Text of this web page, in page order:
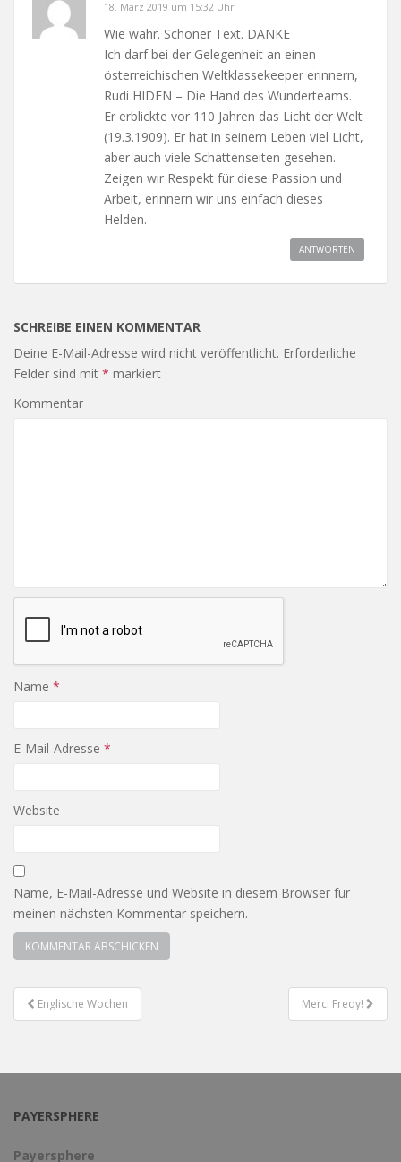
18. März 2019 um 15:32 Uhr
Wie wahr. Schöner Text. DANKE
Ich darf bei der Gelegenheit an einen
österreichischen Weltklassekeeper erinnern,
Rudi HIDEN – Die Hand des Wunderteams.
Er erblickte vor 110 Jahren das Licht der Welt
(19.3.1909). Er hat in seinem Leben viel Licht,
aber auch viele Schattenseiten gesehen.
Zeigen wir Respekt für diese Passion und
Arbeit, erinnern wir uns einfach dieses
Helden.
ANTWORTEN
SCHREIBE EINEN KOMMENTAR
Deine E-Mail-Adresse wird nicht veröffentlicht. Erforderliche
Felder sind mit * markiert
Kommentar
Name *
E-Mail-Adresse *
Website
Name, E-Mail-Adresse und Website in diesem Browser für
meinen nächsten Kommentar speichern.
Beitragsnavigation
Englische Wochen Merci Fredy!
PAYERSPHERE
Payersphere